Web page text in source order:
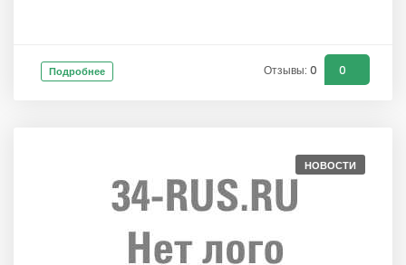
Подробнее Отзывы: 0 0
НОВОСТИ